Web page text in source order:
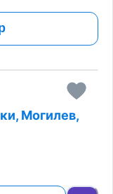
Могилев,